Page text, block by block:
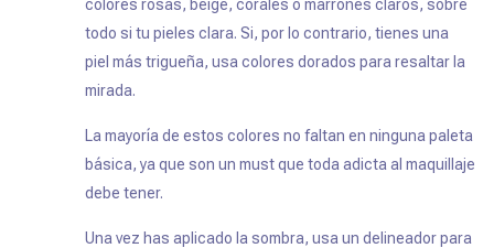
colores rosas, beige, corales o marrones claros, sobre
todo si tu pieles clara. Si, por lo contrario, tienes una
piel más trigueña, usa colores dorados para resaltar la
mirada.
La mayoría de estos colores no faltan en ninguna paleta
básica, ya que son unmustque toda adicta al maquillaje
debe tener.
Una vez has aplicado la sombra, usa un delineador para